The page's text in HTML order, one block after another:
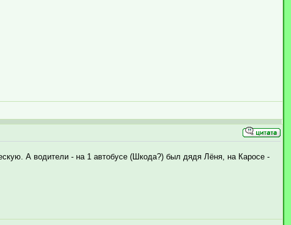
А водители - на 1 автобусе (Шкода?) был дядя Лёня, на Каросе -